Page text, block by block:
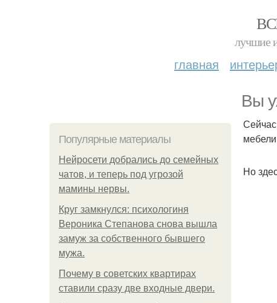
лучшие
главная
Вы
Популярные материалы
Нейросети добрались до семейных
чатов, и теперь под угрозой
мамины нервы.
Круг замкнулся: психологиня
Вероника Степанова снова вышла
замуж за собственного бывшего
мужа.
Почему в советских квартирах
ставили сразу две входные двери.
Но